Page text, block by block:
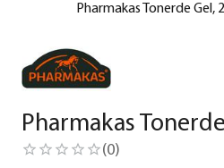
Pharmakas Tonerde Gel,
Pharmakas
(0)